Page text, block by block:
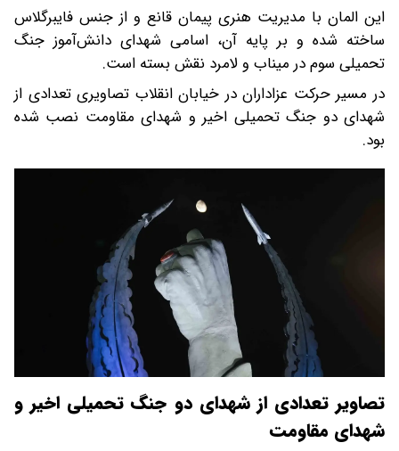
این المان با مدیریت هنری پیمان قانع و از جنس فایبرگلاس
ساخته شده و بر پایه آن، اسامی شهدای دانش‌آموز جنگ
تحمیلی سوم در میناب و لامرد نقش بسته است.
در مسیر حرکت عزاداران در خیابان انقلاب تصاویری تعدادی از
شهدای دو جنگ تحمیلی اخیر و شهدای مقاومت نصب شده
بود.
تصاویر تعدادی از شهدای دو جنگ تحمیلی اخیر و
شهدای مقاومت